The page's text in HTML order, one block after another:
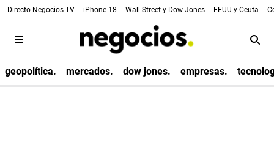
Directo Negocios TV - iPhone 18 - Wall Street y Dow Jones - EEUU y Ceuta -
geopolítica. mercados. dow jones. empresas.